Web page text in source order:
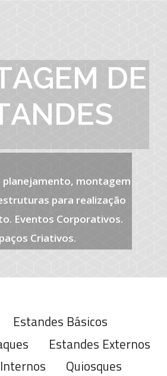
AGEM DE
ANDES
Estandes Básicos
Estandes Externos
Quiosques